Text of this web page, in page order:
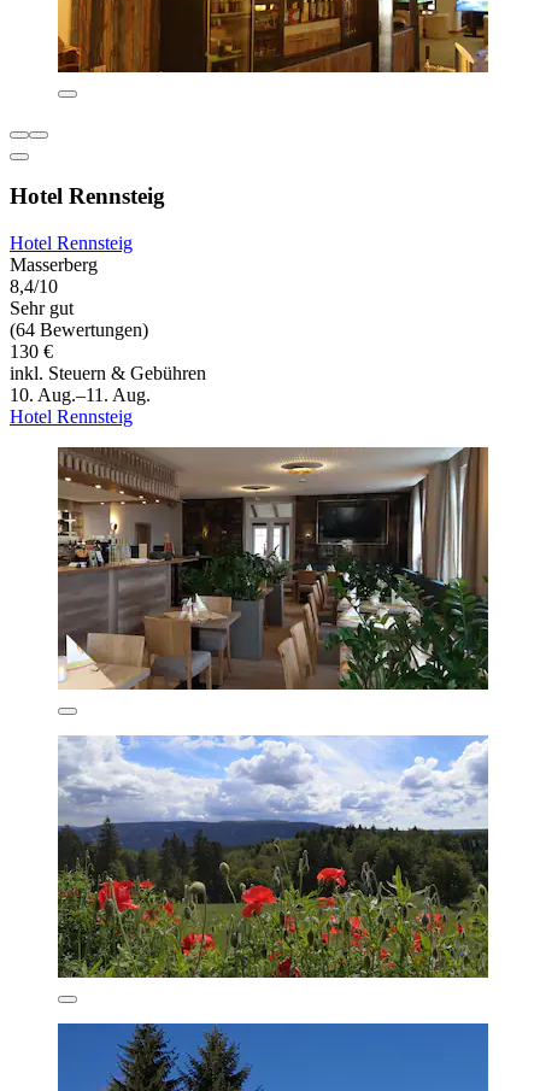
Hotel Rennsteig
Hotel Rennsteig
Masserberg
8,4/10
Sehr gut
(64 Bewertungen)
130 €
inkl. Steuern & Gebühren
10. Aug.–11. Aug.
Hotel Rennsteig